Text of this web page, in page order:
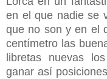
en el que nadie se
que no son y en el
centímetro las
libretas nuevas
ganar así